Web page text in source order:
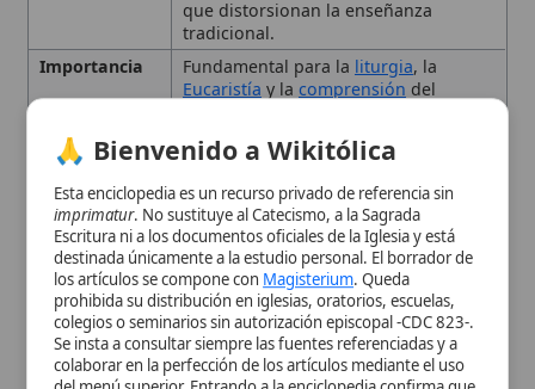
Doctrina católica tradicional
de la satisfacción
Errores protestantes
históricos influyentes
Críticas liberales del siglo
XIX y XX
Errores contemporáneos en
teologías marginales
Escritura ni a los documentos oficiales de la Iglesia y está
destinada únicamente a la estudio personal. El borrador de
los artículos se compone conMagisterium. Queda
prohibida su distribución en iglesias, oratorios, escuelas,
colegios o seminarios sin autorización episcopal -CDC 823-.
colaborar en la perfección de los artículos mediante el uso
del menú superior. Entrando a la enciclopedia confirma que
aviso legal.
Aceptar y Entrar